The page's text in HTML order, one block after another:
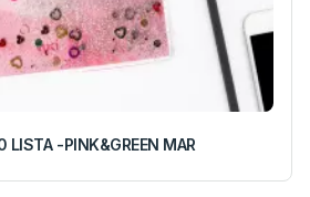
LISTA -PINK&GREEN MAR